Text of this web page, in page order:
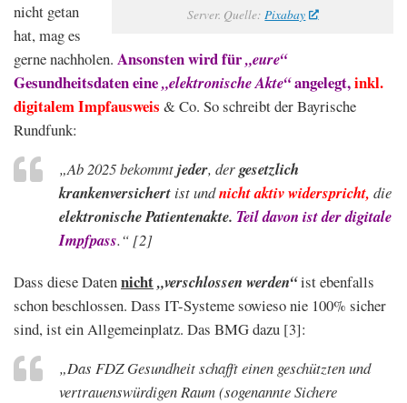
Server. Quelle:Pixabay
nicht getan
hat, mag es
gerne nachholen. Ansonsten wird für„eure“
Gesundheitsdaten eine„elektronische Akte“angelegt,inkl.
digitalem Impfausweis & Co. So schreibt der Bayrische
Rundfunk:
„Ab 2025 bekommtjeder, dergesetzlich
krankenversichertist undnicht aktiv widerspricht, die
elektronische Patientenakte. Teil davon ist der digitale
Impfpass.“ [2]
Dass diese Datennicht„verschlossen werden“ist ebenfalls
schon beschlossen. Dass IT-Systeme sowieso nie 100% sicher
sind, ist ein Allgemeinplatz. Das BMG dazu [3]:
„Das FDZ Gesundheit schafft einen geschützten und
vertrauenswürdigen Raum (sogenannte Sichere